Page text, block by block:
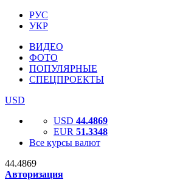
РУС
УКР
ВИДЕО
ФОТО
ПОПУЛЯРНЫЕ
СПЕЦПРОЕКТЫ
USD
USD 44.4869
EUR 51.3348
Все курсы валют
44.4869
Авторизация